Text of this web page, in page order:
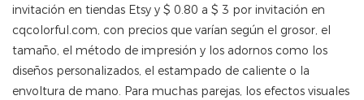
invitación en tiendas Etsy y $ 0.80 a $ 3 por invitación en
cqcolorful.com, con precios que varían según el grosor, el
tamaño, el método de impresión y los adornos como los
diseños personalizados, el estampado de caliente o la
envoltura de mano. Para muchas parejas, los efectos visuales